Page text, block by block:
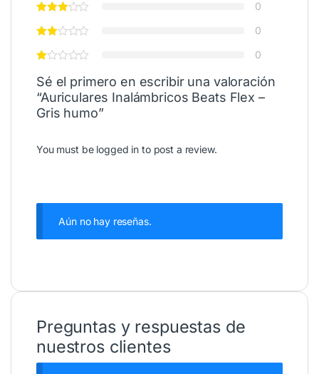
0
0
0
Sé el primero en escribir una valoración
“Auriculares Inalámbricos Beats Flex –
Gris humo”
You must be logged in to post a review.
Aún no hay reseñas.
Preguntas y respuestas de
nuestros clientes